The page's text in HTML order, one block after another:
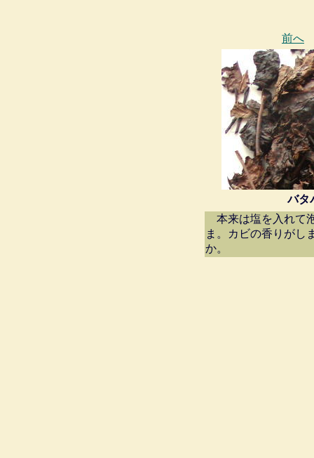
前へ
バタ
本来は塩を入れて
ま。カビの香りがし
か。